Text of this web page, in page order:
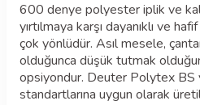
600 denye polyester iplik ve
yırtılmaya karşı dayanıklı ve
çok yönlüdür. Asıl mesele,
olduğunca düşük tutmak
opsiyondur. Deuter Polytex BS
standartlarına uygun olarak